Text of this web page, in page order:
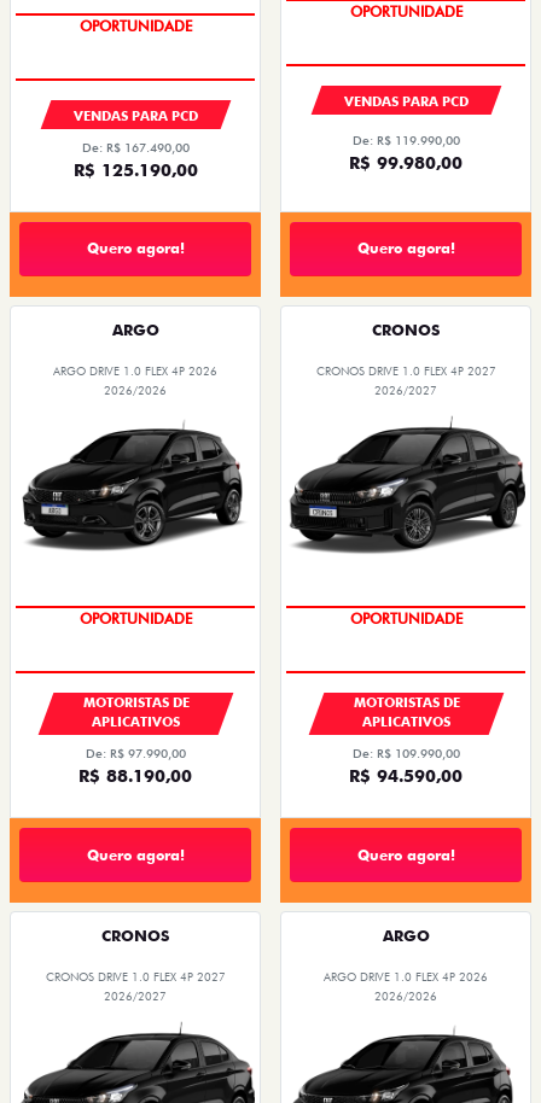
OPORTUNIDADE
VENDAS PARA PCD
De: R$ 167.490,00
R$ 125.190,00
Quero agora!
OPORTUNIDADE
VENDAS PARA PCD
De: R$ 119.990,00
R$ 99.980,00
Quero agora!
ARGO
ARGO DRIVE 1.0 FLEX 4P 2026
2026/2026
OPORTUNIDADE
MOTORISTAS DE
APLICATIVOS
De: R$ 97.990,00
R$ 88.190,00
Quero agora!
CRONOS
CRONOS DRIVE 1.0 FLEX 4P 2027
2026/2027
OPORTUNIDADE
MOTORISTAS DE
APLICATIVOS
De: R$ 109.990,00
R$ 94.590,00
Quero agora!
CRONOS
CRONOS DRIVE 1.0 FLEX 4P 2027
2026/2027
ARGO
ARGO DRIVE 1.0 FLEX 4P 2026
2026/2026